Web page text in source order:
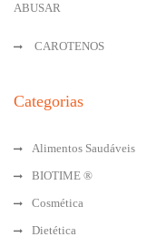
ABUSAR
CAROTENOS
Categorias
Alimentos Saudáveis
BIOTIME ®
Cosmética
Dietética